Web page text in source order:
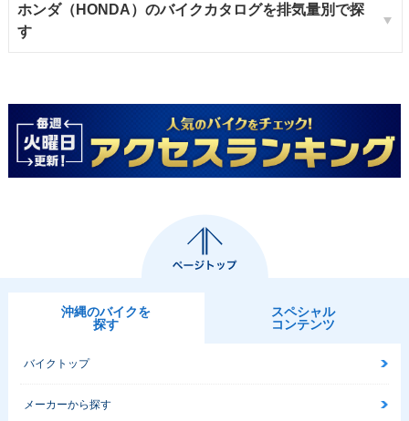
ホンダ（HONDA）のバイクカタログを排気量別で探
す
沖縄のバイクを
探す
スペシャル
コンテンツ
バイクトップ
メーカーから探す